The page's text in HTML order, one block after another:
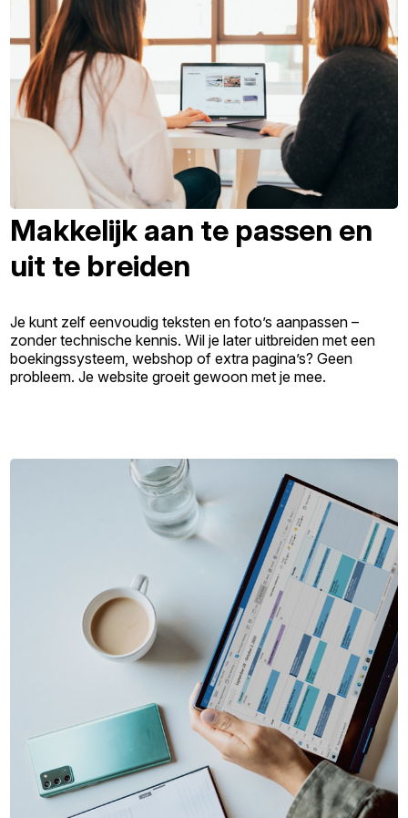
Makkelijk aan te passen en
uit te breiden
Je kunt zelf eenvoudig teksten en foto’s aanpassen –
zonder technische kennis. Wil je later uitbreiden met een
boekingssysteem, webshop of extra pagina’s? Geen
probleem. Je website groeit gewoon met je mee.